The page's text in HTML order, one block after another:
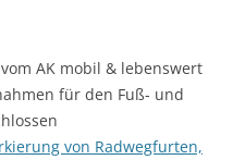
AK mobil & lebenswert
für den Fuß- und
von Radwegfurten,